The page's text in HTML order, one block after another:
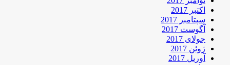
اکتبر 2017
سپتامبر 2017
آگوست 2017
جولای 2017
ژوئن 2017
آوریل 2017